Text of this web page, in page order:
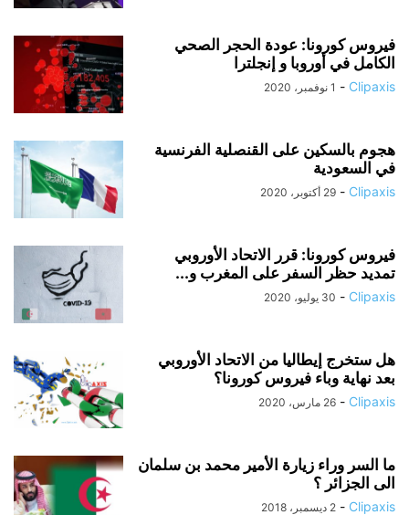
فيروس كورونا: عودة الحجر الصحي
الكامل في أوروبا و إنجلترا
Clipaxis
- 1 نوفمبر، 2020
هجوم بالسكين على القنصلية الفرنسية
في السعودية
Clipaxis
- 29 أكتوبر، 2020
فيروس كورونا: قرر الاتحاد الأوروبي
تمديد حظر السفر على المغرب و...
Clipaxis
- 30 يوليو، 2020
هل ستخرج إيطاليا من الاتحاد الأوروبي
بعد نهاية وباء فيروس كورونا؟
Clipaxis
- 26 مارس، 2020
ما السر وراء زيارة الأمير محمد بن سلمان
الى الجزائر ؟
Clipaxis
- 2 ديسمبر، 2018